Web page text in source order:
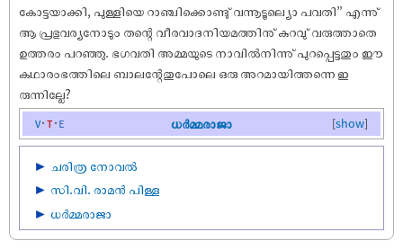
കോട്ടയാക്കി, പുള്ളിയെ റാഞ്ചിക്കൊണ്ടു് വന്നൂടൂല്യൊ പവതി” എന്നു്
ആ പ്രഭുവര്യനോടും തന്റെ വീരവാദനിയമത്തിനു് കുറവു് വരുത്താതെ
ഉത്തരം പറഞ്ഞു. ഭഗവതി അമ്മയുടെ നാവിൽനിന്നു് പുറപ്പെട്ടതും ഈ
കഥാരംഭത്തിലെ ബാലന്റേതുപോലെ ഒരു അറമായിത്തന്നെ ഇ
രുന്നില്ലേ?
[show]
v t e ധർമ്മരാജാ
► ചരിത്ര നോവൽ
► സി.വി. രാമൻ പിള്ള
► ധർമ്മരാജാ